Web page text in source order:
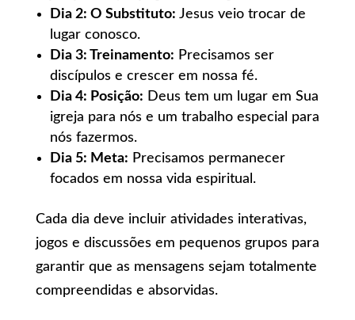
Dia 2: O Substituto: Jesus veio trocar de
lugar conosco.
Dia 3: Treinamento: Precisamos ser
discípulos e crescer em nossa fé.
Dia 4: Posição: Deus tem um lugar em Sua
igreja para nós e um trabalho especial para
nós fazermos.
Dia 5: Meta: Precisamos permanecer
focados em nossa vida espiritual.
Cada dia deve incluir atividades interativas,
jogos e discussões em pequenos grupos para
garantir que as mensagens sejam totalmente
compreendidas e absorvidas.